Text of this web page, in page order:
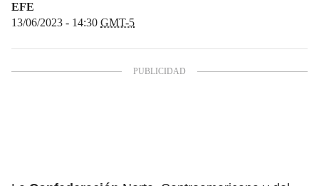
EFE
13/06/2023 - 14:30 GMT-5